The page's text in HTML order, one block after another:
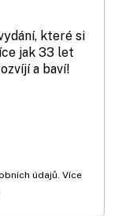
které si
jak 33 let
a baví!
údajů. Více